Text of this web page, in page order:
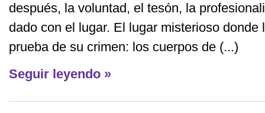
después, la voluntad, el tesón, la
dado con el lugar. El lugar misterioso
prueba de su crimen: los cuerpos de (...)
Seguir leyendo »